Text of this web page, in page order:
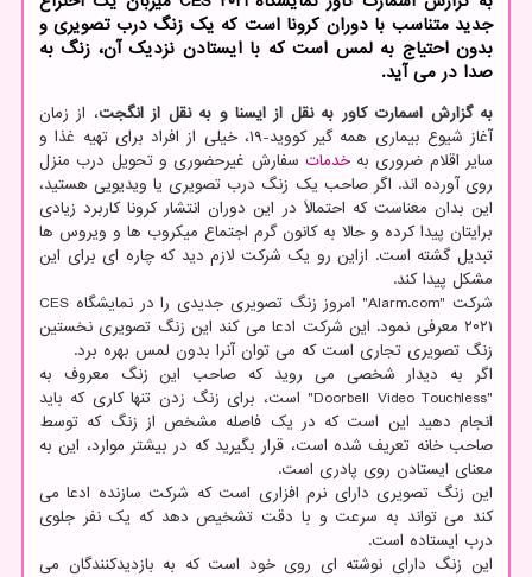
جدید متناسب با دوران کرونا است که یک زنگ درب تصویری و
بدون احتیاج به لمس است که با ایستادن نزدیک آن، زنگ به
صدا در می آید.
به گزارش اسمارت کاور به نقل از ایسنا و به نقل از انگجت، از زمان
آغاز شیوع بیماری همه گیر کووید-۱۹، خیلی از افراد برای تهیه غذا و
سایر اقلام ضروری بهخدمات سفارش غیرحضوری و تحویل درب منزل
روی آورده اند. اگر صاحب یک زنگ درب تصویری یا ویدیویی هستید،
این بدان معناست که احتمالاً در این دوران انتشار کرونا کاربرد زیادی
برایتان پیدا کرده و حالا به کانون گرم اجتماع میکروب ها و ویروس ها
تبدیل گشته است. ازاین رو یک شرکت لازم دید که چاره ای برای این
مشکل پیدا کند.
شرکت "Alarm.com" امروز زنگ تصویری جدیدی را در نمایشگاه CES
۲۰۲۱ معرفی نمود. این شرکت ادعا می کند این زنگ تصویری نخستین
زنگ تصویری تجاری است که می توان آنرا بدون لمس بهره برد.
اگر به دیدار شخصی می روید که صاحب این زنگ معروف به
"Doorbell Video Touchless" است، برای زنگ زدن تنها کاری که باید
انجام دهید این است که در یک فاصله مشخص از زنگ که توسط
صاحب خانه تعریف شده است، قرار بگیرید که در بیشتر موارد، این به
معنای ایستادن روی پادری است.
این زنگ تصویری دارای نرم افزاری است که شرکت سازنده ادعا می
کند می تواند به سرعت و با دقت تشخیص دهد که یک نفر جلوی
درب ایستاده است.
این زنگ دارای نوشته ای روی خود است که به بازدیدکنندگان می